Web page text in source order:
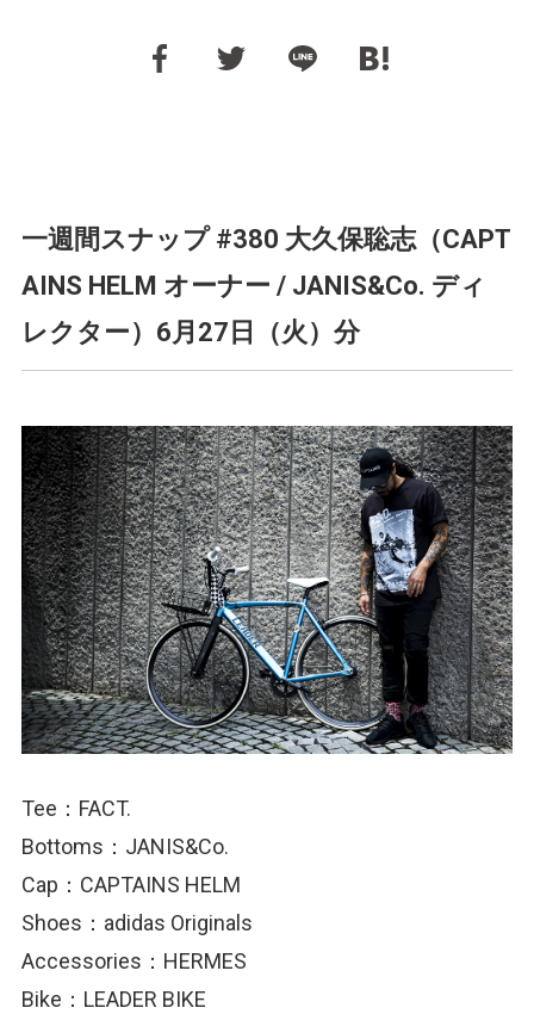
一週間スナップ #380 大久保聡志（CAPT
AINS HELM オーナー / JANIS&Co. ディ
レクター）6月27日（火）分
Tee：FACT.
Bottoms：JANIS&Co.
Cap：CAPTAINS HELM
Shoes：adidas Originals
Accessories：HERMES
Bike：LEADER BIKE